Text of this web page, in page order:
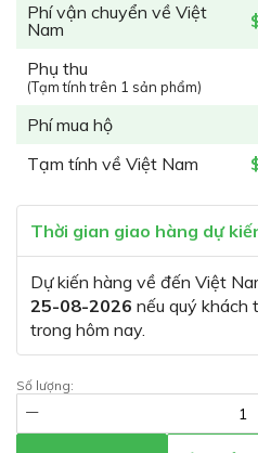
Phí vận chuyển về Việt
Nam
Phụ thu
(Tạm tính trên 1 sản phẩm)
Phí mua hộ
Tạm tính về Việt Nam
Thời gian giao hàng dự
Dự kiến hàng về đến Việt
25-08-2026 nếu quý khách
trong hôm nay.
Số lượng: